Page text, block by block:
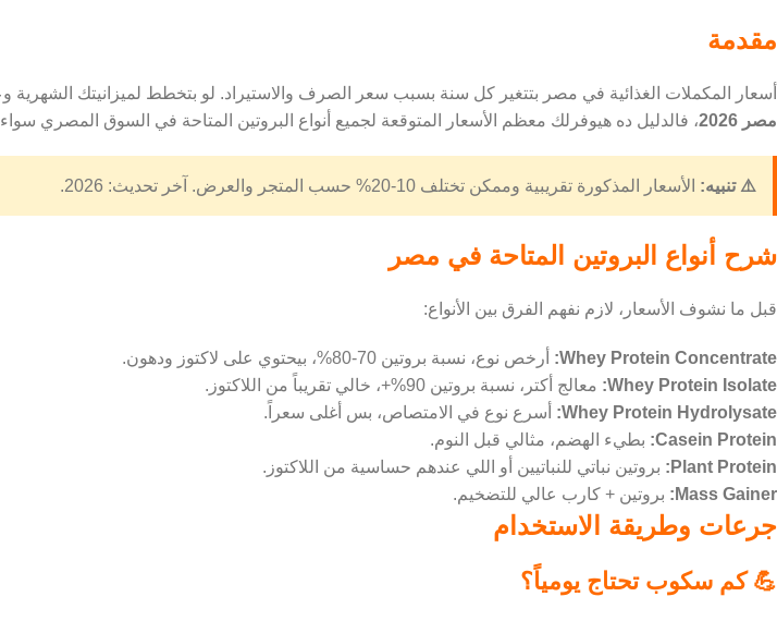
مقدمة
أسعار المكملات الغذائية في مصر بتتغير كل سنة بسبب سعر الصرف والاستيراد. لو بتخطط لميزانيتك الشهرية
مصر 2026
، فالدليل ده هيوفرلك معظم الأسعار المتوقعة لجميع أنواع البروتين المتاحة في السوق المصري
⚠️ تنبيه: الأسعار المذكورة تقريبية وممكن تختلف 10-20% حسب المتجر والعرض. آخر تحديث: 2026.
شرح أنواع البروتين المتاحة في مصر
قبل ما نشوف الأسعار، لازم نفهم الفرق بين الأنواع:
Whey Protein Concentrate:
أرخص نوع، نسبة بروتين 70-80%، بيحتوي على لاكتوز ودهون.
Whey Protein Isolate: معالج أكتر، نسبة بروتين 90%+، خالي تقريباً من اللاكتوز.
Whey Protein Hydrolysate:
أسرع نوع في الامتصاص، بس أغلى سعراً.
Casein Protein: بطيء الهضم، مثالي قبل النوم.
Plant Protein:
بروتين نباتي للنباتيين أو اللي عندهم حساسية من اللاكتوز.
Mass Gainer:
بروتين + كارب عالي للتضخيم.
جرعات وطريقة الاستخدام
💪 كم سكوب تحتاج يومياً؟